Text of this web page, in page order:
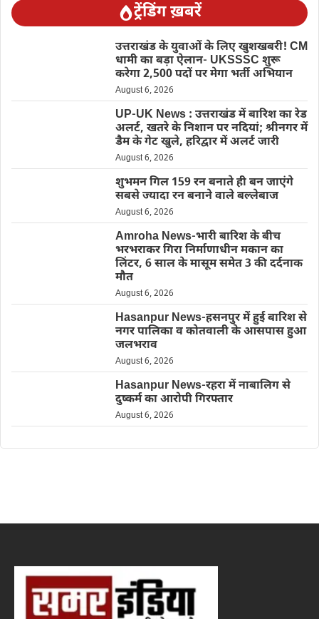
ट्रेंडिंग ख़बरें
उत्तराखंड के युवाओं के लिए खुशखबरी! CM
धामी का बड़ा ऐलान- UKSSSC शुरू
करेगा 2,500 पदों पर मेगा भर्ती अभियान
August 6, 2026
UP-UK News : उत्तराखंड में बारिश का रेड
अलर्ट, खतरे के निशान पर नदियां; श्रीनगर में
डैम के गेट खुले, हरिद्वार में अलर्ट जारी
August 6, 2026
शुभमन गिल 159 रन बनाते ही बन जाएंगे
सबसे ज्यादा रन बनाने वाले बल्लेबाज
August 6, 2026
Amroha News-भारी बारिश के बीच
भरभराकर गिरा निर्माणाधीन मकान का
लिंटर, 6 साल के मासूम समेत 3 की दर्दनाक
मौत
August 6, 2026
Hasanpur News-हसनपुर में हुई बारिश से
नगर पालिका व कोतवाली के आसपास हुआ
जलभराव
August 6, 2026
Hasanpur News-रहरा में नाबालिग से
दुष्कर्म का आरोपी गिरफ्तार
August 6, 2026